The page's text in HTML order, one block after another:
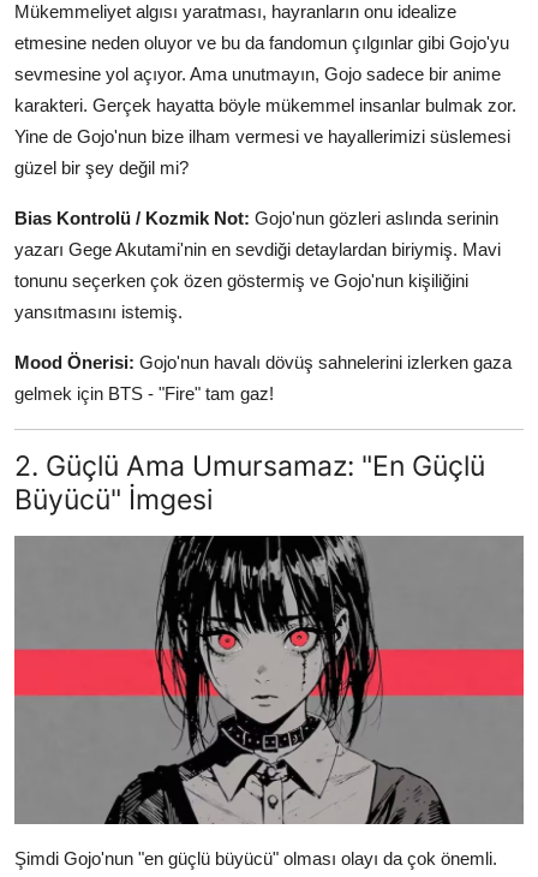
Mükemmeliyet algısı yaratması, hayranların onu idealize
etmesine neden oluyor ve bu da fandomun çılgınlar gibi Gojo'yu
sevmesine yol açıyor. Ama unutmayın, Gojo sadece bir anime
karakteri. Gerçek hayatta böyle mükemmel insanlar bulmak zor.
Yine de Gojo'nun bize ilham vermesi ve hayallerimizi süslemesi
güzel bir şey değil mi?
Bias Kontrolü / Kozmik Not: Gojo'nun gözleri aslında serinin
yazarı Gege Akutami'nin en sevdiği detaylardan biriymiş. Mavi
tonunu seçerken çok özen göstermiş ve Gojo'nun kişiliğini
yansıtmasını istemiş.
Mood Önerisi: Gojo'nun havalı dövüş sahnelerini izlerken gaza
gelmek için BTS - "Fire" tam gaz!
2. Güçlü Ama Umursamaz: "En Güçlü
Büyücü" İmgesi
Şimdi Gojo'nun "en güçlü büyücü" olması olayı da çok önemli.